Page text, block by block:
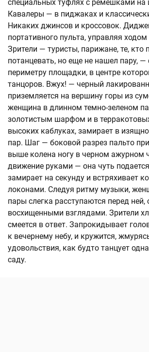
специальных туфлях с ремешками на
Кавалеры — в пиджаках и
Никаких джинсов и кроссовок.
портативного пульта, управляя
Зрители — туристы, парижане, те, кто
потанцевать, но еще не нашел пару, —
периметру площадки, в центре
танцоров. Вжух! — черный
приземляется на вершину горы из
женщина в длинном темно-зеленом
золотистым шарфом и в
высоких каблуках, замирает в
пар. Шаг — боковой разрез пальто
выше колена ногу в черном ажурном
движение руками — она чуть
замирает на секунду и встряхивает
локонами. Следуя ритму музыки,
пары слегка расступаются перед ней,
восхищенными взглядами. Зрители
смеется в ответ. Запрокидывает
к вечернему небу, и кружится,
удовольствия, как будто танцует
саду.